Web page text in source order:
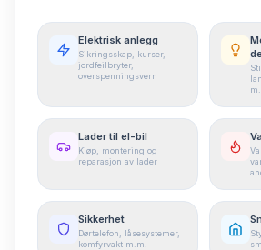
Elektrisk anlegg
Sikringsskap, kurser,
jordfeilbryter,
overspenningsvern
Lader til el-bil
Kjøp, montering og
reparasjon av lader
Sikkerhet
Dørtelefon, låsesystemer,
komfyrvakt m.m.